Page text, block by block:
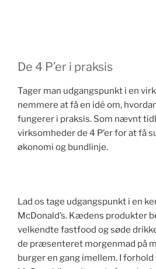
De 4 P’er i praksis
Tager man udgangspunkt i en
nemmere at få en idé om,
fungerer i praksis. Som nævnt
virksomheder de 4 P’er for at få
økonomi og bundlinje.
Lad os tage udgangspunkt i en
McDonald’s. Kædens produkter
velkendte fastfood og søde
de præsenteret morgenmad på
burger en gang imellem. I